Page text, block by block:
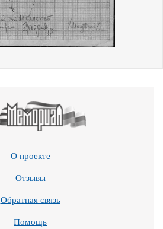
О проекте
Отзывы
Обратная связь
Помощь